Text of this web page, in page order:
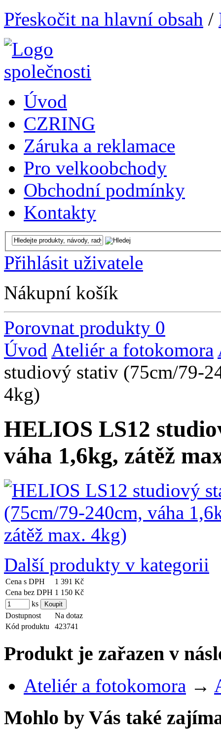
Přeskočit na hlavní obsah /
Úvod
CZRING
Záruka a reklamace
Pro velkoobchody
Obchodní podmínky
Kontakty
Přihlásit uživatele
Nákupní košík
Porovnat produkty 0
Úvod Ateliér a fotokomora
studiový stativ (75cm/79-
4kg)
HELIOS LS12
váha 1,6kg, zátěž
Další produkty v kategorii
Cena s DPH
1 391 Kč
Cena bez DPH 1 150 Kč
ks
Dostupnost
Na dotaz
Kód produktu
423741
Produkt je zařazen v
Ateliér a fotokomora →
Mohlo by Vás také